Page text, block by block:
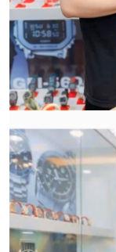
HWATCH
Đồng Hồ Chính
CẢM ƠN QUÝ
HWATCH
LOẠI ĐỒNG HỒ